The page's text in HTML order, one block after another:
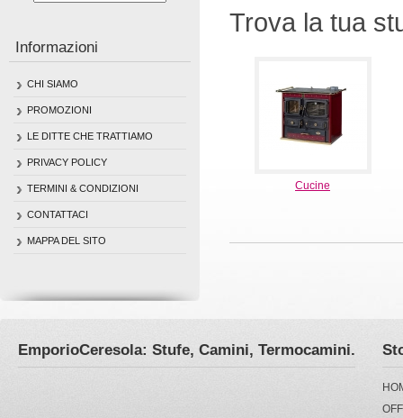
Informazioni
CHI SIAMO
PROMOZIONI
LE DITTE CHE TRATTIAMO
PRIVACY POLICY
TERMINI & CONDIZIONI
CONTATTACI
MAPPA DEL SITO
Trova la tua
Cucine
EmporioCeresola: Stufe, Camini, Termocamini.